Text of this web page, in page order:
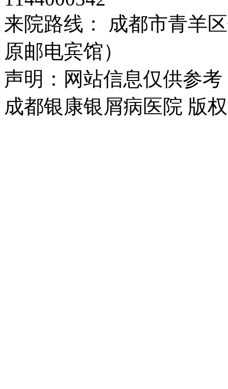
来院路线： 成都市青羊
原邮电宾馆）
声明：网站信息仅供参
成都银康银屑病医院 版